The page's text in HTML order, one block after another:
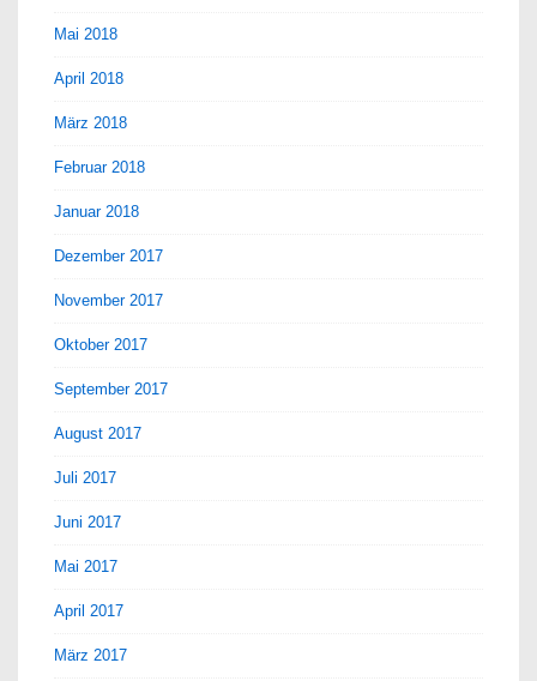
Mai 2018
April 2018
März 2018
Februar 2018
Januar 2018
Dezember 2017
November 2017
Oktober 2017
September 2017
August 2017
Juli 2017
Juni 2017
Mai 2017
April 2017
März 2017